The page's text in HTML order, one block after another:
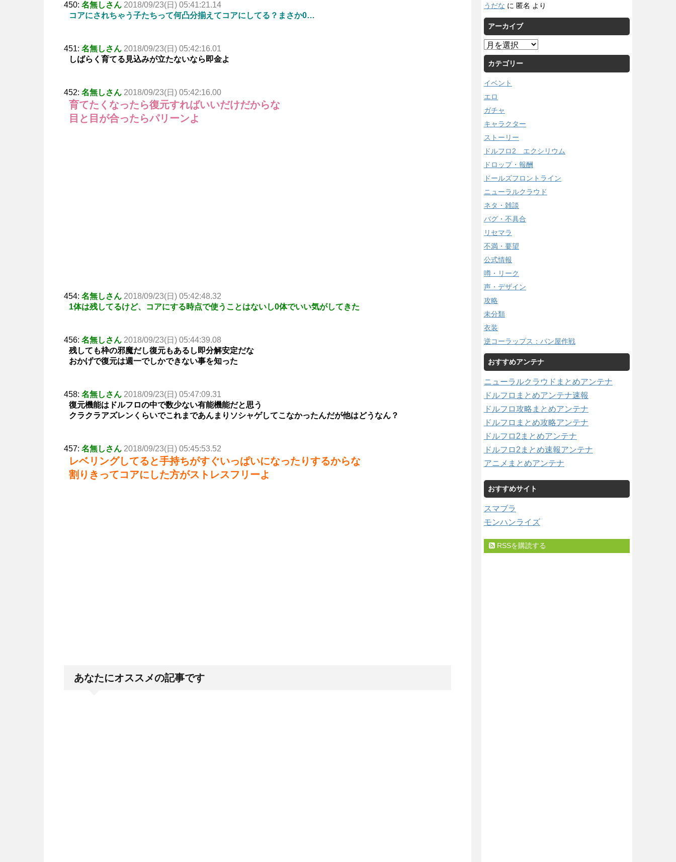
450: 名無しさん 2018/09/23(日) 05:41:21.14
コアにされちゃう子たちって何凸分揃えてコアにしてる？まさか0…
451: 名無しさん 2018/09/23(日) 05:42:16.01
しばらく育てる見込みが立たないなら即金よ
452: 名無しさん 2018/09/23(日) 05:42:16.00
育てたくなったら復元すればいいだけだからな
目と目が合ったらパリーンよ
454: 名無しさん 2018/09/23(日) 05:42:48.32
1体は残してるけど、コアにする時点で使うことはないし0体でいい気がしてきた
456: 名無しさん 2018/09/23(日) 05:44:39.08
残しても枠の邪魔だし復元もあるし即分解安定だな
おかげで復元は週一でしかできない事を知った
458: 名無しさん 2018/09/23(日) 05:47:09.31
復元機能はドルフロの中で数少ない有能機能だと思う
クラクラアズレンくらいでこれまであんまりソシャゲしてこなかったんだが他はどうなん？
457: 名無しさん 2018/09/23(日) 05:45:53.52
レベリングしてると手持ちがすぐいっぱいになったりするからな
割りきってコアにした方がストレスフリーよ
あなたにオススメの記事です
うだな に 匿名 より
アーカイブ
ア
ー
カ
イ
ブ
カテゴリー
イベント
エロ
ガチャ
キャラクター
ストーリー
ドルフロ2 エクシリウム
ドロップ・報酬
ドールズフロントライン
ニューラルクラウド
ネタ・雑談
バグ・不具合
リセマラ
不満・要望
公式情報
噂・リーク
声・デザイン
攻略
未分類
衣装
逆コーラップス：パン屋作戦
おすすめアンテナ
ニューラルクラウドまとめアンテナ
ドルフロまとめアンテナ速報
ドルフロ攻略まとめアンテナ
ドルフロまとめ攻略アンテナ
ドルフロ2まとめアンテナ
ドルフロ2まとめ速報アンテナ
アニメまとめアンテナ
おすすめサイト
スマブラ
モンハンライズ
RSSを購読する